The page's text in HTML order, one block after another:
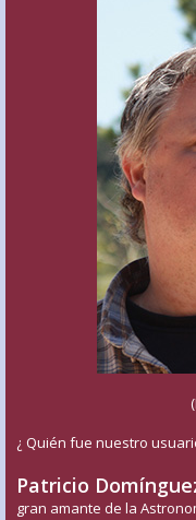
¿ Quién fue nuestro
Patricio
gran amante de la